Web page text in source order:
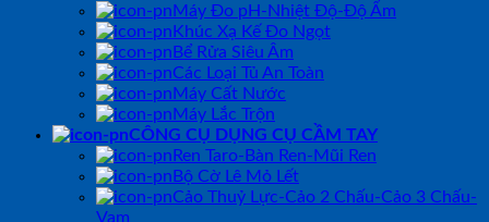
Máy Đo pH-Nhiệt Độ-Độ Ẩm
Khúc Xạ Kế Đo Ngọt
Bể Rửa Siêu Âm
Các Loại Tủ An Toàn
Máy Cất Nước
Máy Lắc Trộn
CÔNG CỤ DỤNG CỤ CẦM TAY
Ren Taro-Bàn Ren-Mũi Ren
Bộ Cờ Lê Mỏ Lết
Cảo Thuỷ Lực-Cảo 2 Chấu-Cảo 3 Chấu-
Vam